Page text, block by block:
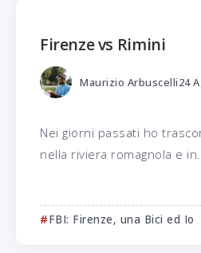
Firenze vs Rimini
Maurizio Arbuscelli24
Nei giorni passati ho
nella riviera romagnola e
FBI: Firenze, una Bici ed Io